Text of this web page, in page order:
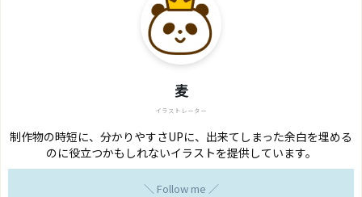
麦
イラストレーター
制作物の時短に、分かりやすさUPに、出来てしまった余白を埋める
のに役立つかもしれないイラストを提供しています。
＼ Follow me ／